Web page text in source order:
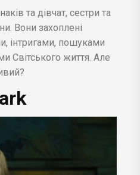
та дівчат, сестри та
Вони захоплені
інтригами, пошуками
Світського життя. Але